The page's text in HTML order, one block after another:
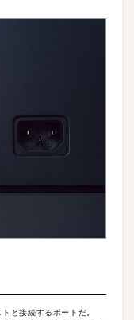
と接続するポートだ。